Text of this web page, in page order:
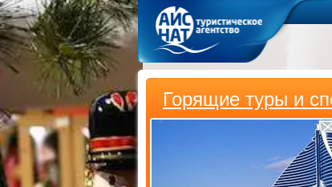
Горящие туры и